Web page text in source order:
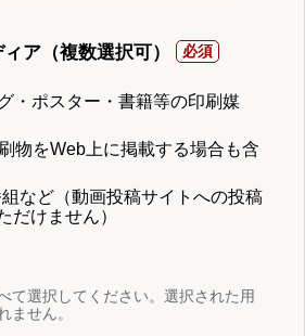
ア（複数選択可）
・ポスター・書籍等の印刷媒
物をWeb上に掲載する場合も含
など（動画投稿サイトへの投稿
だけません）
て選択してください。選択された用
ません。